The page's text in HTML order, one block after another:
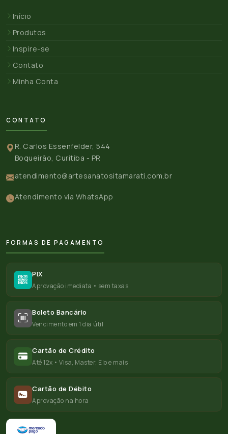
Início
Produtos
Inspire-se
Contato
Minha Conta
CONTATO
R. Carlos Essenfelder, 544
Boqueirão, Curitiba - PR
atendimento@artesanatositamarati.com.br
Atendimento via WhatsApp
FORMAS DE PAGAMENTO
PIX
Aprovação imediata • sem taxas
Boleto Bancário
Vencimento em 1 dia útil
Cartão de Crédito
Até 12x • Visa, Master, Elo e mais
Cartão de Débito
Aprovação na hora